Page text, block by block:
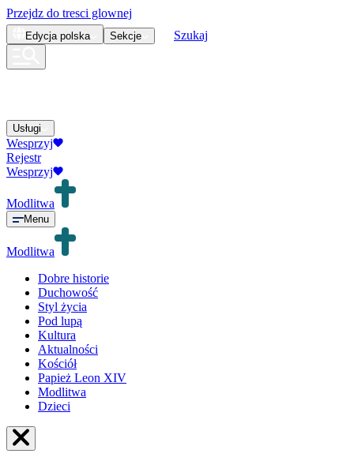
Przejdz do tresci glownej
Edycja polska Sekcje Szukaj
Usługi
Wesprzyj
Rejestr
Wesprzyj
Modlitwa
Menu
Modlitwa
Dobre historie
Duchowość
Styl życia
Pod lupą
Kultura
Aktualności
Kościół
Papież Leon XIV
Modlitwa
Dzieci